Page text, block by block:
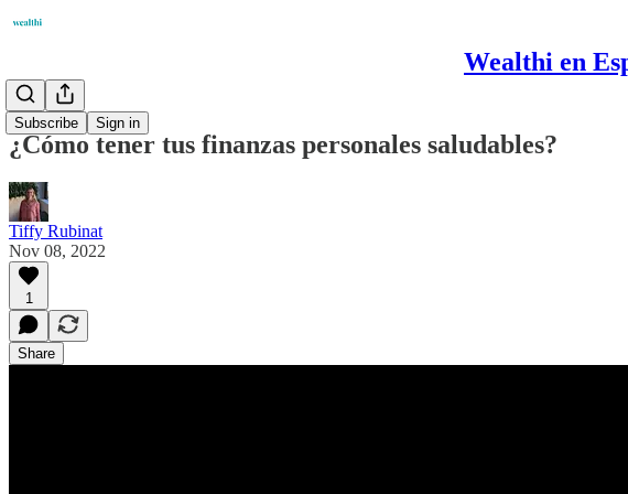
Wealthi en
Subscribe Sign in
Podcast
¿Cómo tener tus finanzas personales saludables?
Tiffy Rubinat
Nov 08, 2022
1
Share